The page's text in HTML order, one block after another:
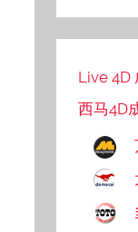
Live 4D
西马4D